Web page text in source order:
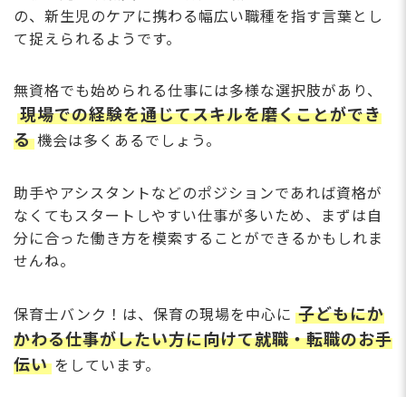
の、新生児のケアに携わる幅広い職種を指す言葉とし
て捉えられるようです。
無資格でも始められる仕事には多様な選択肢があり、
現場での経験を通じてスキルを磨くことができ
る 機会は多くあるでしょう。
助手やアシスタントなどのポジションであれば資格が
なくてもスタートしやすい仕事が多いため、まずは自
分に合った働き方を模索することができるかもしれま
せんね。
保育士バンク！は、保育の現場を中心に 子どもにか
かわる仕事がしたい方に向けて就職・転職のお手
伝い をしています。